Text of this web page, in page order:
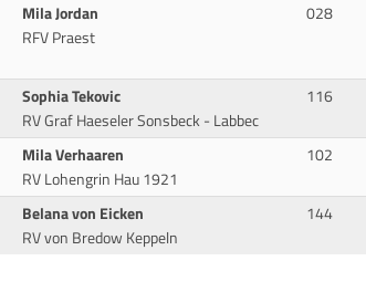
Mila Jordan
RFV Praest
028
Sophia Tekovic
RV Graf Haeseler Sonsbeck - Labbec
116
Mila Verhaaren
RV Lohengrin Hau 1921
102
Belana von Eicken
RV von Bredow Keppeln
144